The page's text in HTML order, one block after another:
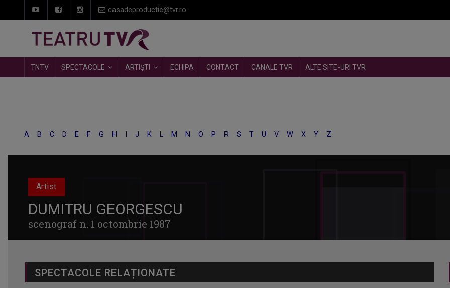
casadeproductie@tvr.ro
TNTV SPECTACOLE ARTIȘTI ECHIPA CONTACT CANALE TVR ALTE SITE-URI TVR
A B C D E F G H J K L M N O P R S T U V W X Y Z
Artist
DUMITRU GEORGESCU
scenograf n. 1 octombrie 1987
SPECTACOLE RELAȚIONATE